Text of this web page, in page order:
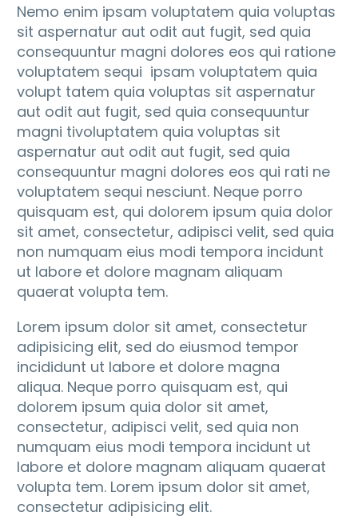
Nemo enim ipsam voluptatem quia voluptas
sit aspernatur aut odit aut fugit, sed quia
consequuntur magni dolores eos qui ratione
voluptatem sequi ipsam voluptatem quia
volupt tatem quia voluptas sit aspernatur
aut odit aut fugit, sed quia consequuntur
magni tivoluptatem quia voluptas sit
aspernatur aut odit aut fugit, sed quia
consequuntur magni dolores eos qui rati ne
voluptatem sequi nesciunt. Neque porro
quisquam est, qui dolorem ipsum quia dolor
sit amet, consectetur, adipisci velit, sed quia
non numquam eius modi tempora incidunt
ut labore et dolore magnam aliquam
quaerat volupta tem.
Lorem ipsum dolor sit amet, consectetur
adipisicing elit, sed do eiusmod tempor
incididunt ut labore et dolore magna
aliqua. Neque porro quisquam est, qui
dolorem ipsum quia dolor sit amet,
consectetur, adipisci velit, sed quia non
numquam eius modi tempora incidunt ut
labore et dolore magnam aliquam quaerat
volupta tem. Lorem ipsum dolor sit amet,
consectetur adipisicing elit.